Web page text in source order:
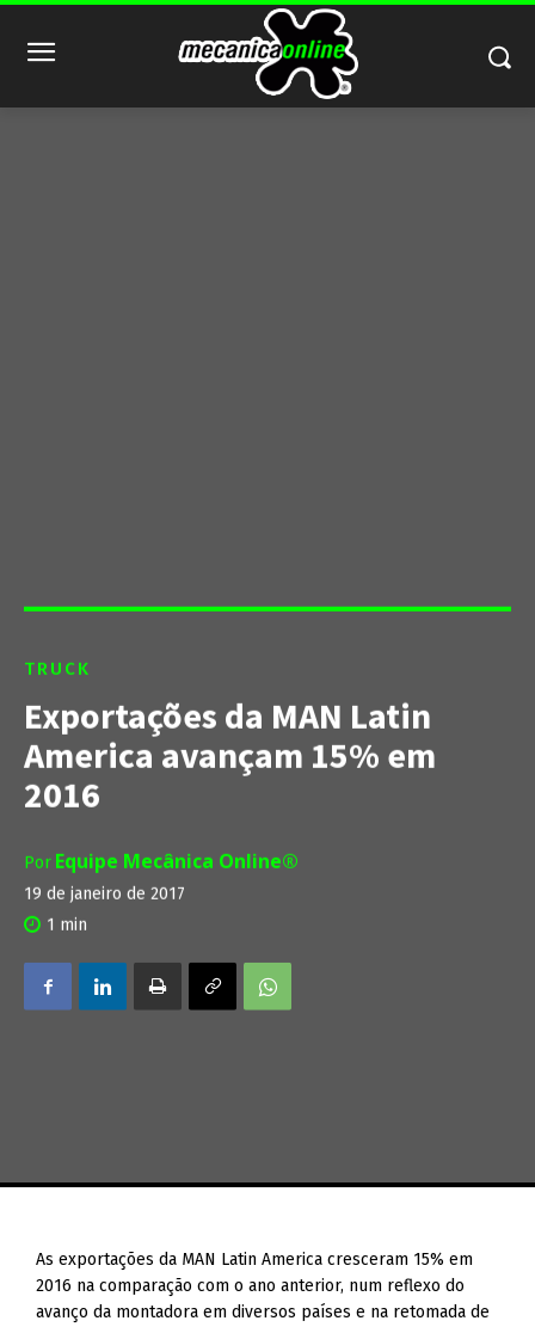
TRUCK
Exportações da MAN Latin
America avançam 15% em
2016
Por Equipe Mecânica Online®
19 de janeiro de 2017
1 min
As exportações da MAN Latin America cresceram 15% em
2016 na comparação com o ano anterior, num reflexo do
avanço da montadora em diversos países e na retomada de